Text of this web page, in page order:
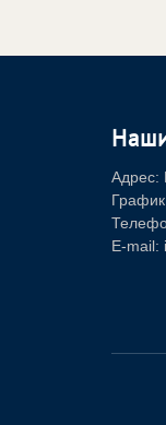
Адрес:
E-mail: